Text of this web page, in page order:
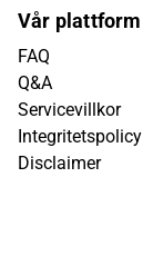
Vår plattform
FAQ
Q&A
Servicevillkor
Integritetspolicy
Disclaimer